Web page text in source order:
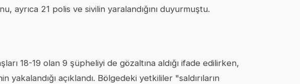
ayrıca 21 polis ve sivilin yaralandığını duyurmuştu.
18-19 olan 9 şüpheliyi de gözaltına aldığı ifade edilirken,
yakalandığı açıklandı. Bölgedeki yetkililer "saldırıların